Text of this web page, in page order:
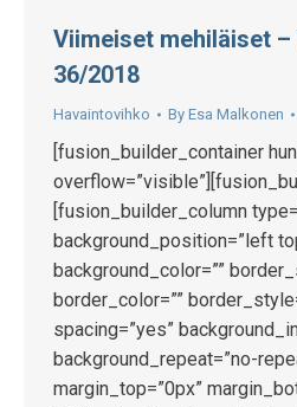
Viimeiset mehiläiset
36/2018
Havaintovihko By Esa Malkonen
[fusion_builder_container
[fusion_builder_column
background_position=”left
background_color=””
border_color=””
spacing=”yes”
background_repeat=”no-
margin_top=”0px”